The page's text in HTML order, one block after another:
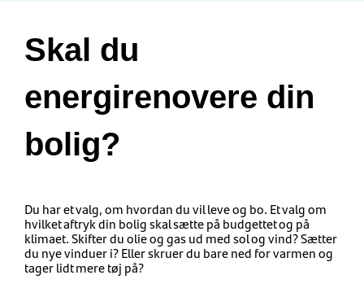
Skal du
energirenovere din
bolig?
Du har et valg, om hvordan du vil leve og bo. Et valg om
hvilket aftryk din bolig skal sætte på budgettet og på
klimaet. Skifter du olie og gas ud med sol og vind? Sætter
du nye vinduer i? Eller skruer du bare ned for varmen og
tager lidt mere tøj på?